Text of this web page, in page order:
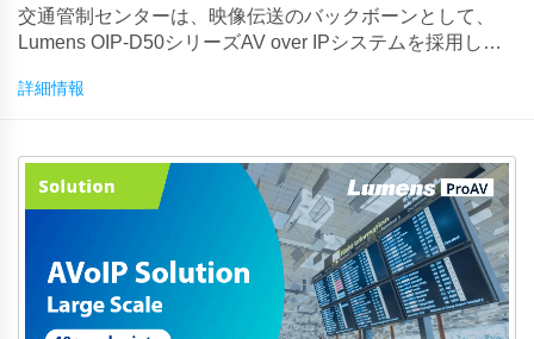
交通管制センターは、映像伝送のバックボーンとして、
Lumens OIP-D50シリーズAV over IPシステムを採用しま
し、複数の部屋にわたるビデオ監視がサポートされます。
詳細情報